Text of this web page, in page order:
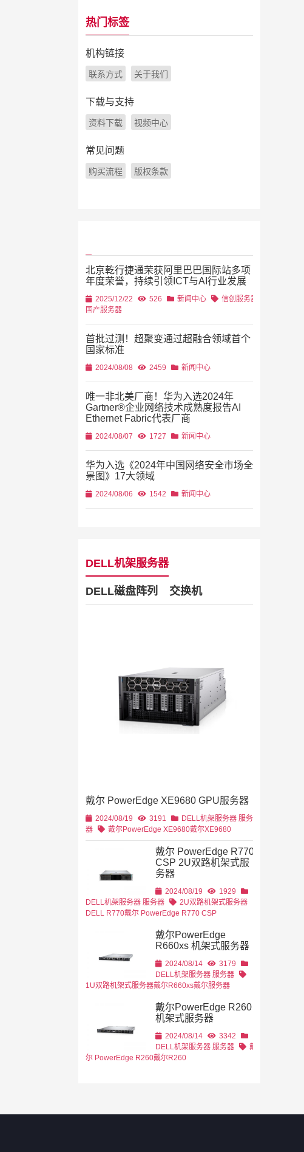
热门标签
机构链接
联系方式 关于我们
下载与支持
资料下载 视频中心
常见问题
购买流程 版权条款
北京乾行捷通荣获阿里巴巴国际站多项
年度荣誉，持续引领ICT与AI行业发展
2025/12/22 526 新闻中心
信创服务器
国产服务器
首批过测！超聚变通过超融合领域首个
国家标准
2024/08/08 2459 新闻中心
唯一非北美厂商！华为入选2024年
Gartner®企业网络技术成熟度报告AI
Ethernet Fabric代表厂商
2024/08/07 1727 新闻中心
华为入选《2024年中国网络安全市场全
景图》17大领域
2024/08/06 1542 新闻中心
DELL机架服务器
DELL磁盘阵列 交换机
戴尔 PowerEdge XE9680 GPU服务器
2024/08/19 3191 DELL机架服务器 服务
器
戴尔PowerEdge XE9680戴尔XE9680
戴尔 PowerEdge R770
CSP 2U双路机架式服
务器
2024/08/19
1929
DELL机架服务器 服务器
2U双路机架式服务器
DELL R770戴尔 PowerEdge R770 CSP
戴尔PowerEdge
R660xs 机架式服务器
2024/08/14
3179
DELL机架服务器 服务器
1U双路机架式服务器戴尔R660xs戴尔服务器
戴尔PowerEdge R260
机架式服务器
2024/08/14
3342
DELL机架服务器 服务器
戴
尔 PowerEdge R260戴尔R260